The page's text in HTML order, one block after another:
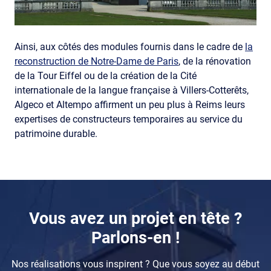
Ainsi, aux côtés des modules fournis dans le cadre de la
reconstruction de Notre-Dame de Paris, de la rénovation
de la Tour Eiffel ou de la création de la Cité
internationale de la langue française à Villers-Cotterêts,
Algeco et Altempo affirment un peu plus à Reims leurs
expertises de constructeurs temporaires au service du
patrimoine durable.
Vous avez un projet en tête ?
Parlons-en !
Nos réalisations vous inspirent ? Que vous soyez au début